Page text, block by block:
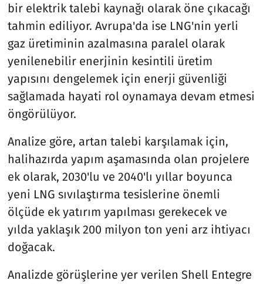
bir elektrik talebi kaynağı olarak öne çıkacağı
tahmin ediliyor. Avrupa'da ise LNG'nin yerli
gaz üretiminin azalmasına paralel olarak
yenilenebilir enerjinin kesintili üretim
yapısını dengelemek için enerji güvenliği
sağlamada hayati rol oynamaya devam etmesi
öngörülüyor.
Analize göre, artan talebi karşılamak için,
halihazırda yapım aşamasında olan projelere
ek olarak, 2030'lu ve 2040'lı yıllar boyunca
yeni LNG sıvılaştırma tesislerine önemli
ölçüde ek yatırım yapılması gerekecek ve
yılda yaklaşık 200 milyon ton yeni arz ihtiyacı
doğacak.
Analizde görüşlerine yer verilen Shell Entegre